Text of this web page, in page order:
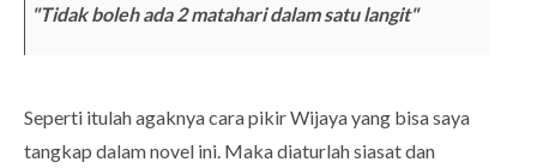
"Tidak boleh ada 2 matahari dalam satu langit"
Seperti itulah agaknya cara pikir Wijaya yang bisa saya
tangkap dalam novel ini. Maka diaturlah siasat dan